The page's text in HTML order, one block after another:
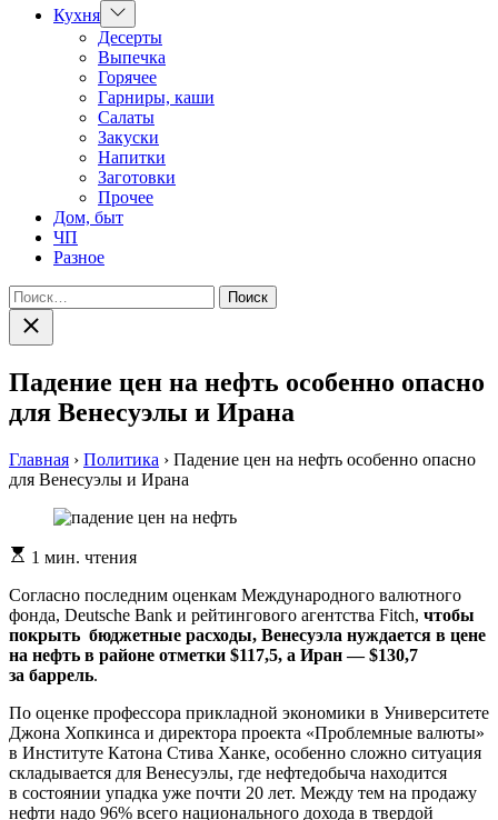
Кухня Показать
подменю
Десерты
Выпечка
Горячее
Гарниры, каши
Салаты
Закуски
Напитки
Заготовки
Прочее
Дом, быт
ЧП
Разное
Найти:
Закрыть
поиск
Падение цен на нефть особенно опасно
для Венесуэлы и Ирана
Главная › Политика › Падение цен на нефть особенно опасно
для Венесуэлы и Ирана
Расчетное
чтения
1 мин. чтения
Согласно последним оценкам Международного валютного
фонда, Deutsche Bank и рейтингового агентства Fitch, чтобы
покрыть бюджетные расходы, Венесуэла нуждается в цене
на нефть в районе отметки $117,5, а Иран — $130,7
за баррель.
По оценке профессора прикладной экономики в Университете
Джона Хопкинса и директора проекта «Проблемные валюты»
в Институте Катона Стива Ханке, особенно сложно ситуация
складывается для Венесуэлы, где нефтедобыча находится
в состоянии упадка уже почти 20 лет. Между тем на продажу
нефти надо 96% всего национального дохода в твердой